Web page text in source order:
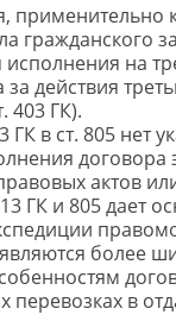
применительно
гражданского
на
действия
403 ГК).
ГК в ст. 805 нет
актов
ГК и 805 дает
более
перевозках в